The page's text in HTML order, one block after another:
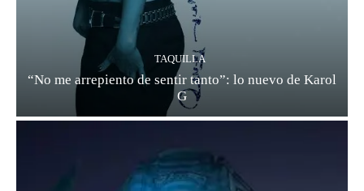
TAQUILLA
“No me arrepiento de sentir tanto”: lo nuevo de Karol
G